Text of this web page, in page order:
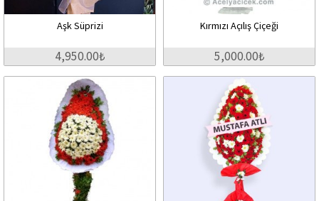
Aşk Süprizi
4,950.00₺
Kırmızı Açılış Çiçeği
5,000.00₺